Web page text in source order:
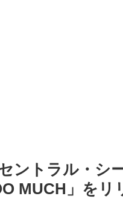
ントラル・シ
MUCH」をリ